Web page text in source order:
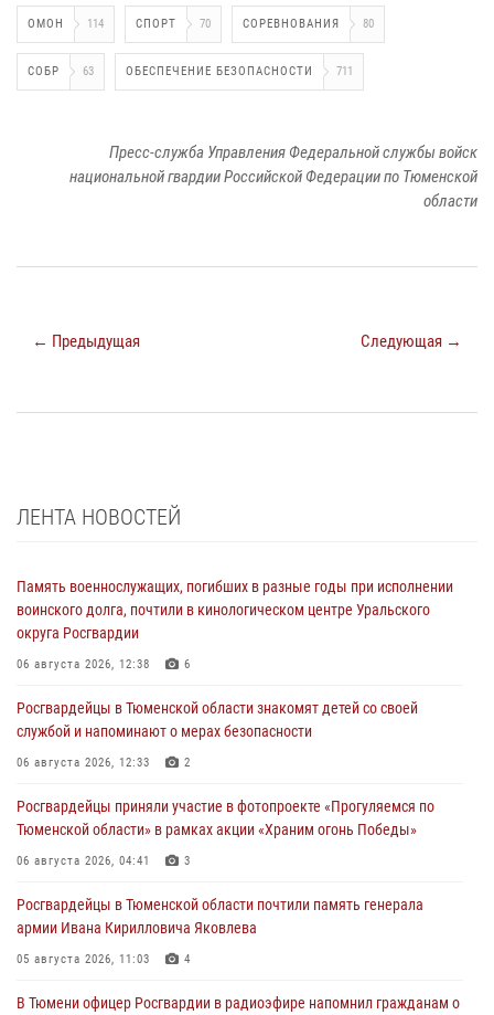
ОМОН 114 СПОРТ 70 СОРЕВНОВАНИЯ 80
СОБР 63 ОБЕСПЕЧЕНИЕ БЕЗОПАСНОСТИ 711
Пресс-служба Управления Федеральной службы войск
национальной гвардии Российской Федерации по Тюменской
области
← Предыдущая Следующая →
ЛЕНТА НОВОСТЕЙ
Память военнослужащих, погибших в разные годы при исполнении
воинского долга, почтили в кинологическом центре Уральского
округа Росгвардии
06 августа 2026, 12:38 6
Росгвардейцы в Тюменской области знакомят детей со своей
службой и напоминают о мерах безопасности
06 августа 2026, 12:33 2
Росгвардейцы приняли участие в фотопроекте «Прогуляемся по
Тюменской области» в рамках акции «Храним огонь Победы»
06 августа 2026, 04:41 3
Росгвардейцы в Тюменской области почтили память генерала
армии Ивана Кирилловича Яковлева
05 августа 2026, 11:03 4
В Тюмени офицер Росгвардии в радиоэфире напомнил гражданам о